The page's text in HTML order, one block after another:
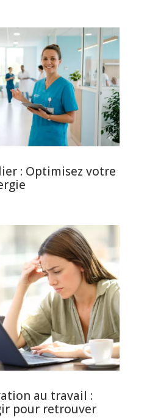
: Optimisez votre
au travail :
pour retrouver